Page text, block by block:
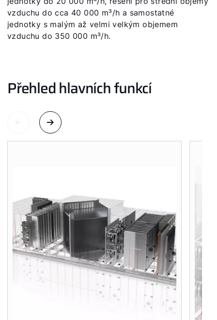
vzduchu do cca 40 000 m³/h a samostatné
jednotky s malým až velmi velkým objemem
vzduchu do 350 000 m³/h.
Přehled hlavních funkcí
Servis
Důležité odkazy
Kontakty
Servisní portál
Bonus program
WOLF Akademie